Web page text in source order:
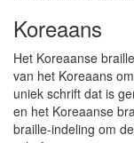
Koreaans
Het Koreaanse
van het Koreaans
uniek schrift dat is
en het Koreaanse
braille-indeling om